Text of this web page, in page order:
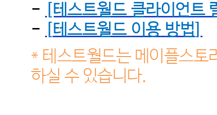
-
[테스트월드 클라이언트
-
테스트월드 이용 방법
* 테스트월드는 메이플스토
하실 수 있습니다.